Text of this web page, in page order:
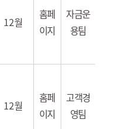
12월
홈페
이지
자금운
용팀
12월
홈페
이지
고객경
영팀